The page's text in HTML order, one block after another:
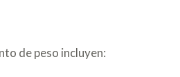
de peso incluyen: